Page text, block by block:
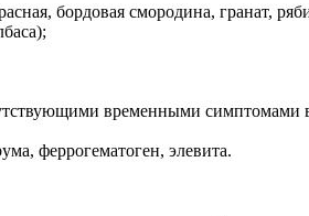
бордовая смородина, гранат,
временными симптомами
феррогематоген, элевита.